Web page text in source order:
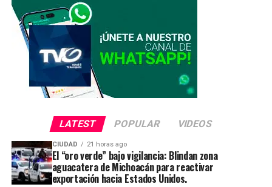
LATEST POPULAR VIDEOS
CIUDAD 21 horas ago
El “oro verde” bajo vigilancia: Blindan zona
aguacatera de Michoacán para reactivar
exportación hacia Estados Unidos.